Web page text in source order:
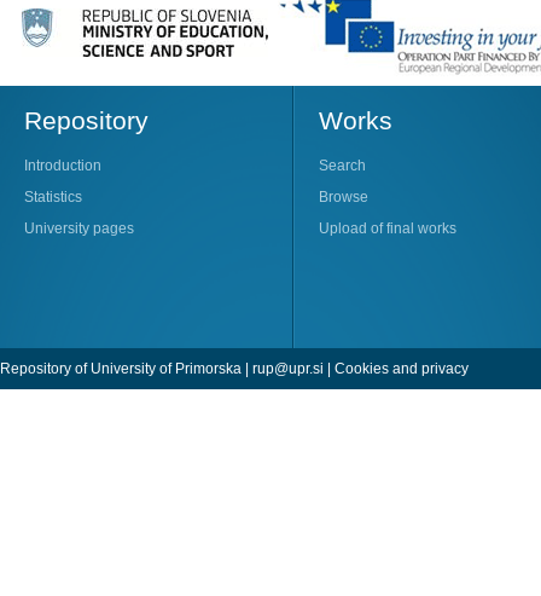
Repository
Introduction
Statistics
University pages
Works
Search
Browse
Upload of final works
Repository of University of Primorska | rup@upr.si | Cookies and privacy